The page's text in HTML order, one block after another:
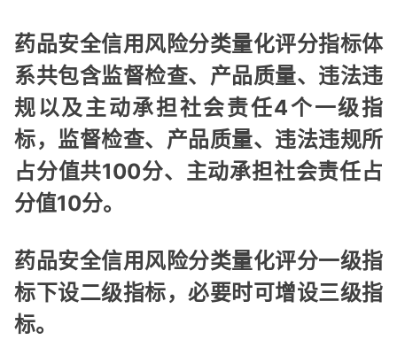
药品安全信用风险分类量化评分指标体
系共包含监督检查、产品质量、违法违
规以及主动承担社会责任4个一级指
标，监督检查、产品质量、违法违规所
占分值共100分、主动承担社会责任占
分值10分。
药品安全信用风险分类量化评分一级指
标下设二级指标，必要时可增设三级指
标。